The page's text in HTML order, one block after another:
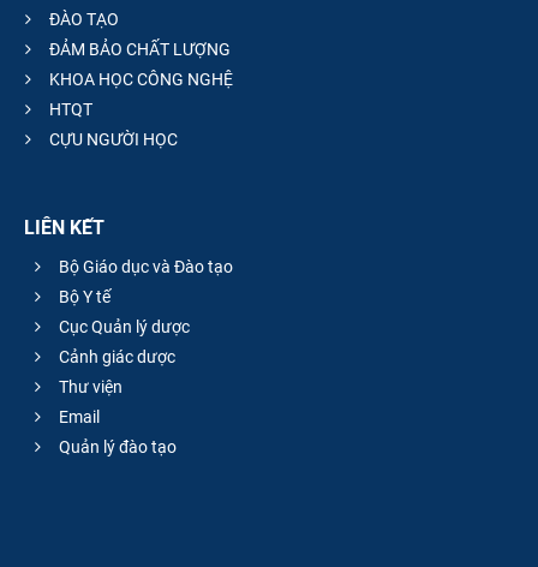
ĐÀO TẠO
ĐẢM BẢO CHẤT LƯỢNG
KHOA HỌC CÔNG NGHỆ
HTQT
CỰU NGƯỜI HỌC
LIÊN KẾT
Bộ Giáo dục và Đào tạo
Bộ Y tế
Cục Quản lý dược
Cảnh giác dược
Thư viện
Email
Quản lý đào tạo